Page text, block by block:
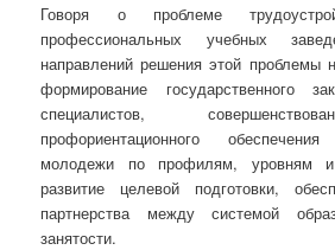
Говоря о проблеме
профессиональных учебных
направлений решения этой проблемы
формирование государственного
специалистов,
профориентационного
молодежи по профилям, уровням
развитие целевой подготовки,
партнерства между системой
занятости.